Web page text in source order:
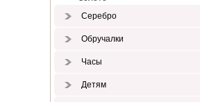
Серебро
Обручалки
Часы
Детям